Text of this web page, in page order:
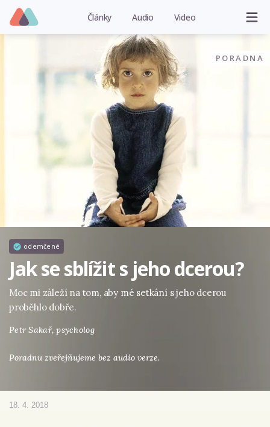
Články Audio Video
PORADNA
odemčené
Jak se sblížit s jeho dcerou?
Moc mi záleží na tom, aby mé setkání s jeho dcerou
proběhlo dobře.
Petr Sakař,psycholog
Poradnu zveřejňujeme bez audio verze.
18. 4. 2018